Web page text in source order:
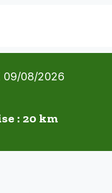
09/08/2026
: 20 km